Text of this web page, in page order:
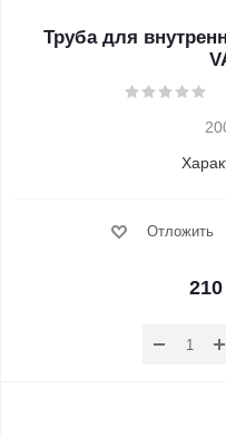
Труба для
Отложить
210